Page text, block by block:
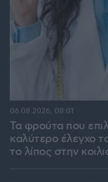
Τα φρούτα που
καλύτερο έλεγχο
το λίπος στην
06.08.2026, 08:01